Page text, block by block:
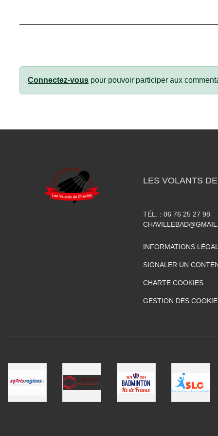
Connectez-vous pour pouvoir participer aux
LES VOLANTS
TÉL. : 06 76 25 27 98
INFORMATIONS
SIGNALER UN
CHARTE COOKIES
GESTION DES